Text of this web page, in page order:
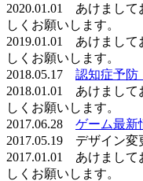
2020.01.01 あけまして
しくお願いします。
2019.01.01 あけまして
しくお願いします。
2018.05.17 認知症予防
2018.01.01 あけまして
しくお願いします。
2017.06.28 ゲーム最新
2017.05.19 デザイン変
2017.01.01 あけまして
しくお願いします。